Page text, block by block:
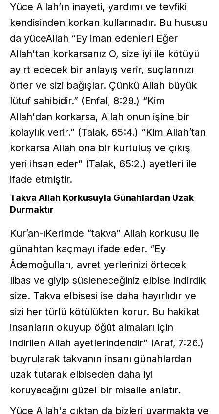
Yüce Allah’ın inayeti, yardımı ve tevfiki
kendisinden korkan kullarınadır. Bu hususu
da yüceAllah “Ey iman edenler! Eğer
Allah'tan korkarsanız O, size iyi ile kötüyü
ayırt edecek bir anlayış verir, suçlarınızı
örter ve sizi bağışlar. Çünkü Allah büyük
lütuf sahibidir.” (Enfal, 8:29.) “Kim
Allah'dan korkarsa, Allah onun işine bir
kolaylık verir.” (Talak, 65:4.) “Kim Allah’tan
korkarsa Allah ona bir kurtuluş ve çıkış
yeri ihsan eder” (Talak, 65:2.) ayetleri ile
ifade etmiştir.
Takva Allah Korkusuyla Günahlardan Uzak
Durmaktır
Kur’an-ıKerimde “takva” Allah korkusu ile
günahtan kaçmayı ifade eder. “Ey
Âdemoğulları, avret yerlerinizi örtecek
libas ve giyip süsleneceğiniz elbise indirdik
size. Takva elbisesi ise daha hayırlıdır ve
sizi her türlü kötülükten korur. Bu hakikat
insanların okuyup öğüt almaları için
indirilen Allah ayetlerindendir” (Araf, 7:26.)
buyrularak takvanın insanı günahlardan
uzak tutarak elbiseden daha iyi
koruyacağını güzel bir misalle anlatır.
Yüce Allah'a çıktan da bizleri uyarmakta ve